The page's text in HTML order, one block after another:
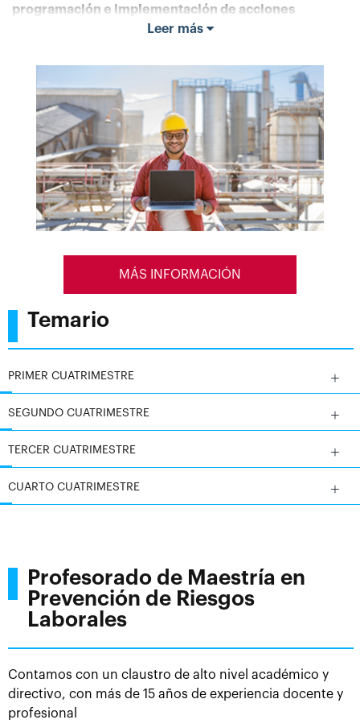
programación e implementación de acciones
organizativas y preventivas que constituyan las líneas
La hablar de prevención de riesgos laborales,
entendemos cualquer acción que contribuya a la
seguridad de las organizaciones y del personal que en
ellas labora.
Leer más
MÁS INFORMACIÓN
Temario
PRIMER CUATRIMESTRE
SEGUNDO CUATRIMESTRE
TERCER CUATRIMESTRE
CUARTO CUATRIMESTRE
Profesorado de Maestría en
Prevención de Riesgos
Laborales
Contamos con un claustro de alto nivel académico y
directivo, con más de 15 años de experiencia docente y
profesional